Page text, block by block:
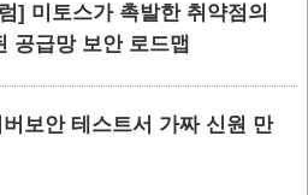
] 미토스가 촉발한 취약점의
공급망 보안 로드맵
보안 테스트서 가짜 신원 만